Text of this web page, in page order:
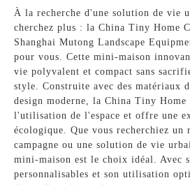
À la recherche d'une solution de vie
cherchez plus : la China Tiny Home
Shanghai Mutong Landscape
pour vous. Cette mini-maison
vie polyvalent et compact sans
style. Construite avec des matériaux
design moderne, la China Tiny Home
l'utilisation de l'espace et offre une
écologique. Que vous recherchiez
campagne ou une solution de vie
mini-maison est le choix idéal. Avec
personnalisables et son utilisation